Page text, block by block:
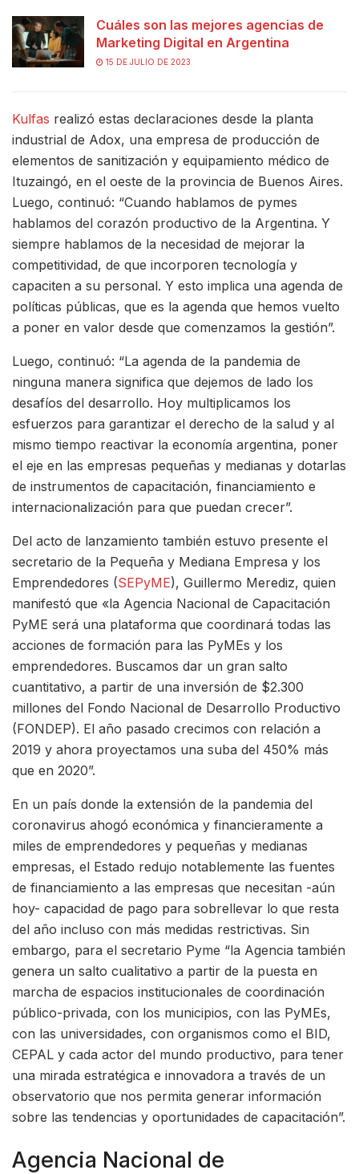
Cuáles son las mejores agencias de
Marketing Digital en Argentina
15 DE JULIO DE 2023
Kulfas realizó estas declaraciones desde la planta
industrial de Adox, una empresa de producción de
elementos de sanitización y equipamiento médico de
Ituzaingó, en el oeste de la provincia de Buenos Aires.
Luego, continuó: “Cuando hablamos de pymes
hablamos del corazón productivo de la Argentina. Y
siempre hablamos de la necesidad de mejorar la
competitividad, de que incorporen tecnología y
capaciten a su personal. Y esto implica una agenda de
políticas públicas, que es la agenda que hemos vuelto
a poner en valor desde que comenzamos la gestión”.
Luego, continuó: “La agenda de la pandemia de
ninguna manera significa que dejemos de lado los
desafíos del desarrollo. Hoy multiplicamos los
esfuerzos para garantizar el derecho de la salud y al
mismo tiempo reactivar la economía argentina, poner
el eje en las empresas pequeñas y medianas y dotarlas
de instrumentos de capacitación, financiamiento e
internacionalización para que puedan crecer”.
Del acto de lanzamiento también estuvo presente el
secretario de la Pequeña y Mediana Empresa y los
Emprendedores (SEPyME), Guillermo Merediz, quien
manifestó que «la Agencia Nacional de Capacitación
PyME será una plataforma que coordinará todas las
acciones de formación para las PyMEs y los
emprendedores. Buscamos dar un gran salto
cuantitativo, a partir de una inversión de $2.300
millones del Fondo Nacional de Desarrollo Productivo
(FONDEP). El año pasado crecimos con relación a
2019 y ahora proyectamos una suba del 450% más
que en 2020”.
En un país donde la extensión de la pandemia del
coronavirus ahogó económica y financieramente a
miles de emprendedores y pequeñas y medianas
empresas, el Estado redujo notablemente las fuentes
de financiamiento a las empresas que necesitan -aún
hoy- capacidad de pago para sobrellevar lo que resta
del año incluso con más medidas restrictivas. Sin
embargo, para el secretario Pyme “la Agencia también
genera un salto cualitativo a partir de la puesta en
marcha de espacios institucionales de coordinación
público-privada, con los municipios, con las PyMEs,
con las universidades, con organismos como el BID,
CEPAL y cada actor del mundo productivo, para tener
una mirada estratégica e innovadora a través de un
observatorio que nos permita generar información
sobre las tendencias y oportunidades de capacitación”.
Agencia Nacional de